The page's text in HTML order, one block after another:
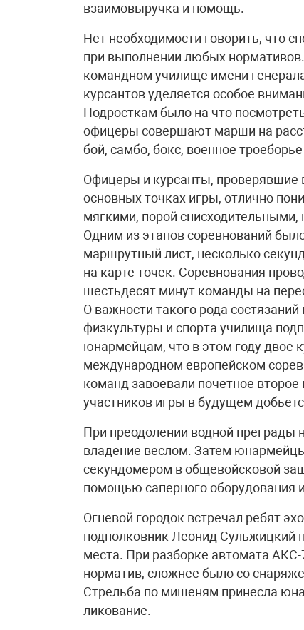
взаимовыручка и помощь.
Нет необходимости говорить, что
при выполнении любых
командном училище имени
курсантов уделяется особое
Подросткам было на что
офицеры совершают марши на
бой, самбо, бокс, военное
Офицеры и курсанты, проверявшие
основных точках игры, отлично
мягкими, порой
Одним из этапов соревнований
маршрутный лист, несколько
на карте точек. Соревнования
шестьдесят минут команды на
О важности такого рода
физкультуры и спорта училища
юнармейцам, что в этом году двое
международном европейском
команд завоевали почетное
участников игры в будущем
При преодолении водной преграды
владение веслом. Затем
секундомером в общевойсковой
помощью саперного оборудования
Огневой городок встречал ребят
подполковник Леонид Сульжицкий
места. При разборке автомата
норматив, сложнее было со
Стрельба по мишеням принесла
ликование.